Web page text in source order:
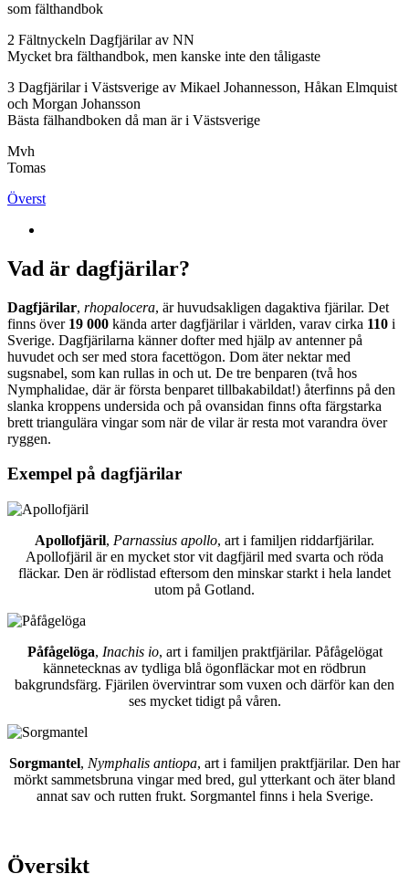
som fälthandbok
2 Fältnyckeln Dagfjärilar av NN
Mycket bra fälthandbok, men kanske inte den tåligaste
3 Dagfjärilar i Västsverige av Mikael Johannesson, Håkan Elmquist
och Morgan Johansson
Bästa fälhandboken då man är i Västsverige
Mvh
Tomas
Överst
Vad är dagfjärilar?
Dagfjärilar, rhopalocera, är huvudsakligen dagaktiva fjärilar. Det
finns över 19 000 kända arter dagfjärilar i världen, varav cirka 110 i
Sverige. Dagfjärilarna känner dofter med hjälp av antenner på
huvudet och ser med stora facettögon. Dom äter nektar med
sugsnabel, som kan rullas in och ut. De tre benparen (två hos
Nymphalidae, där är första benparet tillbakabildat!) återfinns på den
slanka kroppens undersida och på ovansidan finns ofta färgstarka
brett triangulära vingar som när de vilar är resta mot varandra över
ryggen.
Exempel på dagfjärilar
Apollofjäril, Parnassius apollo, art i familjen riddarfjärilar.
Apollofjäril är en mycket stor vit dagfjäril med svarta och röda
fläckar. Den är rödlistad eftersom den minskar starkt i hela landet
utom på Gotland.
Påfågelöga, Inachis io, art i familjen praktfjärilar. Påfågelögat
kännetecknas av tydliga blå ögonfläckar mot en rödbrun
bakgrundsfärg. Fjärilen övervintrar som vuxen och därför kan den
ses mycket tidigt på våren.
Sorgmantel, Nymphalis antiopa, art i familjen praktfjärilar. Den har
mörkt sammetsbruna vingar med bred, gul ytterkant och äter bland
annat sav och rutten frukt. Sorgmantel finns i hela Sverige.
Översikt